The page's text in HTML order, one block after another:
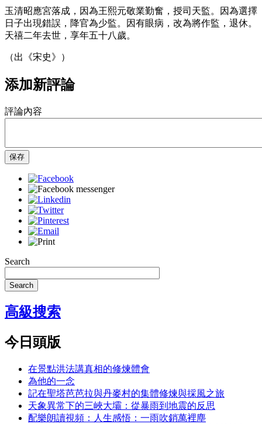
玉清昭應宮落成，因為王熙元敬業勤奮，授司天監。因為選擇
日子出現錯誤，降官為少監。因有眼病，改為將作監，退休。
天禧二年去世，享年五十八歲。
（出《宋史》）
添加新評論
評論內容
保存
Search
Search
高級搜索
今日頭版
在景點洪法講真相的修煉體會
為他的一念
記在聖塔芭芭拉與丹麥村的集體修煉與採風之旅
天象異常下的三峽大壩：從暴雨到地震的反思
配樂朗讀視頻：人生感悟：一雨吹銷萬裡塵